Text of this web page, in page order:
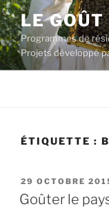
Aller
au
contenu
principal
LE GOÛT
Programmes de
Projets développé
ÉTIQUETTE :
PUBLIÉ
LE
29 OCTOBRE
Goûter le